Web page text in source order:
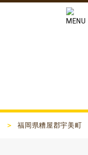
福岡県糟屋郡宇美町